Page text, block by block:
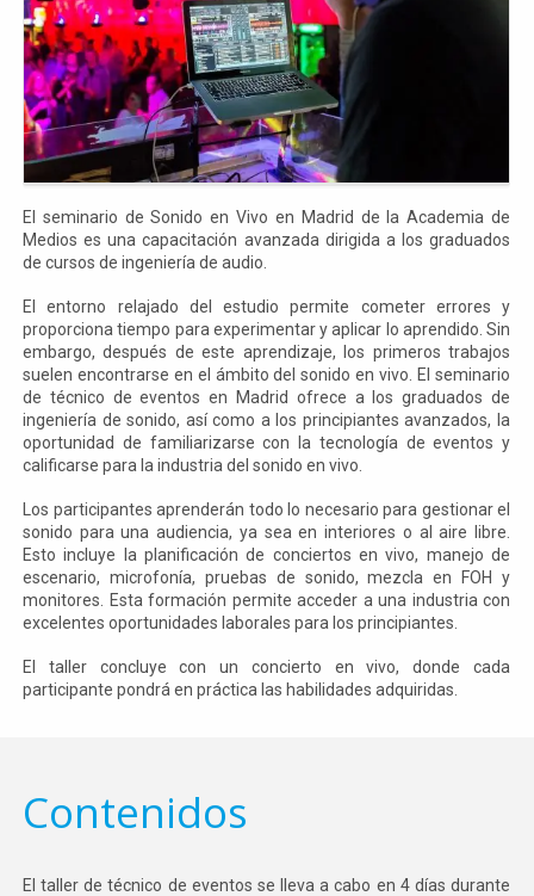
El seminario de Sonido en Vivo en Madrid de la Academia de
Medios es una capacitación avanzada dirigida a los graduados
de cursos de ingeniería de audio.
El entorno relajado del estudio permite cometer errores y
proporciona tiempo para experimentar y aplicar lo aprendido. Sin
embargo, después de este aprendizaje, los primeros trabajos
suelen encontrarse en el ámbito del sonido en vivo. El seminario
de técnico de eventos en Madrid ofrece a los graduados de
ingeniería de sonido, así como a los principiantes avanzados, la
oportunidad de familiarizarse con la tecnología de eventos y
calificarse para la industria del sonido en vivo.
Los participantes aprenderán todo lo necesario para gestionar el
sonido para una audiencia, ya sea en interiores o al aire libre.
Esto incluye la planificación de conciertos en vivo, manejo de
escenario, microfonía, pruebas de sonido, mezcla en FOH y
monitores. Esta formación permite acceder a una industria con
excelentes oportunidades laborales para los principiantes.
El taller concluye con un concierto en vivo, donde cada
participante pondrá en práctica las habilidades adquiridas.
Contenidos
El taller de técnico de eventos se lleva a cabo en 4 días durante